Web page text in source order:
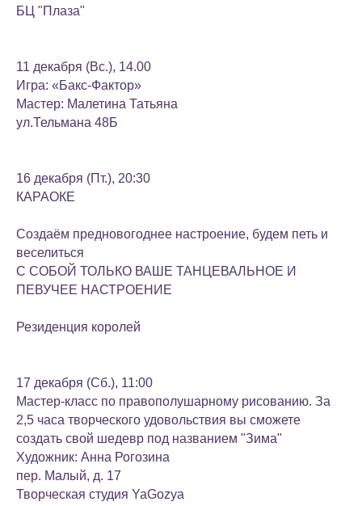
БЦ "Плаза"
11 декабря (Вс.), 14.00
Игра: «Бакс-Фактор»
Мастер: Малетина Татьяна
ул.Тельмана 48Б
16 декабря (Пт.), 20:30
КАРАОКЕ
Создаём предновогоднее настроение, будем петь и
веселиться
С СОБОЙ ТОЛЬКО ВАШЕ ТАНЦЕВАЛЬНОЕ И
ПЕВУЧЕЕ НАСТРОЕНИЕ
Резиденция королей
17 декабря (Сб.), 11:00
Мастер-класс по правополушарному рисованию. За
2,5 часа творческого удовольствия вы сможете
создать свой шедевр под названием "Зима"
Художник: Анна Рогозина
пер. Малый, д. 17
Творческая студия YaGozya